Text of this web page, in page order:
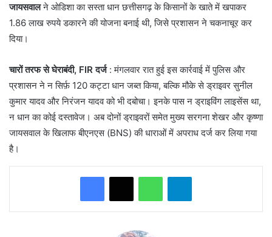
जायसवालने ओडिशा का सस्ता धान छत्तीसगढ़ के किसानों के खाते में खपाकर
1.86 लाख रुपये डकारने की योजना बनाई थी, जिसे प्रशासन ने चकनाचूर कर
दिया।
चारों तरफ से घेराबंदी, FIR दर्ज: मंगलवार रात हुई इस कार्रवाई में पुलिस और
प्रशासन ने न सिर्फ़ 120 कट्टा धान जब्त किया, बल्कि मौके से ड्राइवर सुनील
कुमार यादव और निरंजन यादव को भी दबोचा। इनके पास न ड्राइविंग लाइसेंस था,
न धान का कोई दस्तावेज। अब दोनों ड्राइवरों समेत मुख्य सरगना शेखर और कृष्णा
जायसवाल के खिलाफ बीएनएस (BNS) की धाराओं में अपराध दर्ज कर लिया गया
है।
WhatsAppTelegram